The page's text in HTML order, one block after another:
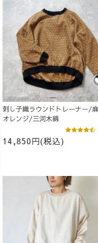
刺し子織ラウンドトレーナー/
オレンジ/三河木綿
14,850円(税込)